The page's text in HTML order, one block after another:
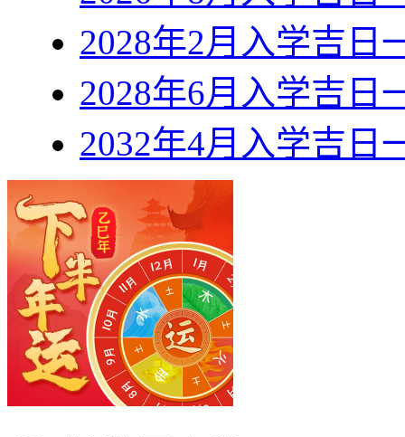
2028年2月入学吉日
2028年6月入学吉日
2032年4月入学吉日